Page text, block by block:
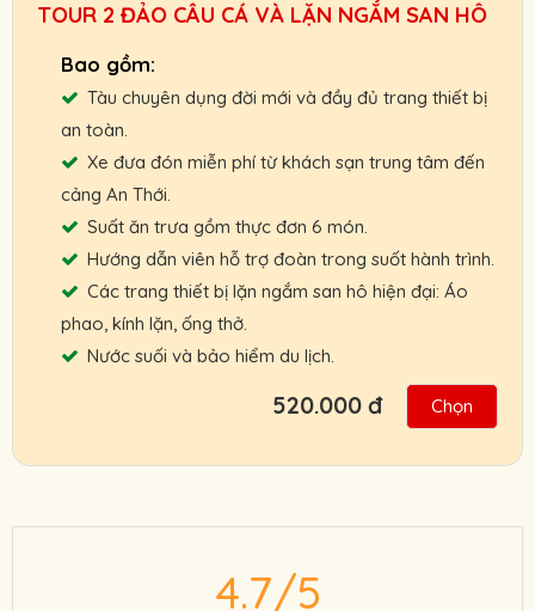
TOUR 2 ĐẢO CÂU CÁ VÀ LẶN NGẮM SAN HÔ
Tàu chuyên dụng đời mới và đầy đủ trang thiết bị
an toàn.
Xe đưa đón miễn phí từ khách sạn trung tâm đến
cảng An Thới.
Suất ăn trưa gồm thực đơn 6 món.
Hướng dẫn viên hỗ trợ đoàn trong suốt hành trình.
Các trang thiết bị lặn ngắm san hô hiện đại: Áo
phao, kính lặn, ống thở.
Nước suối và bảo hiểm du lịch.
Bạn có thể đặt tour trước chuyến đi, thanh
toán sau khi đã trải nghiệm tour.
nghiệm tốt nhất cho quý khách.
520.000 đ Chọn
4.7/5